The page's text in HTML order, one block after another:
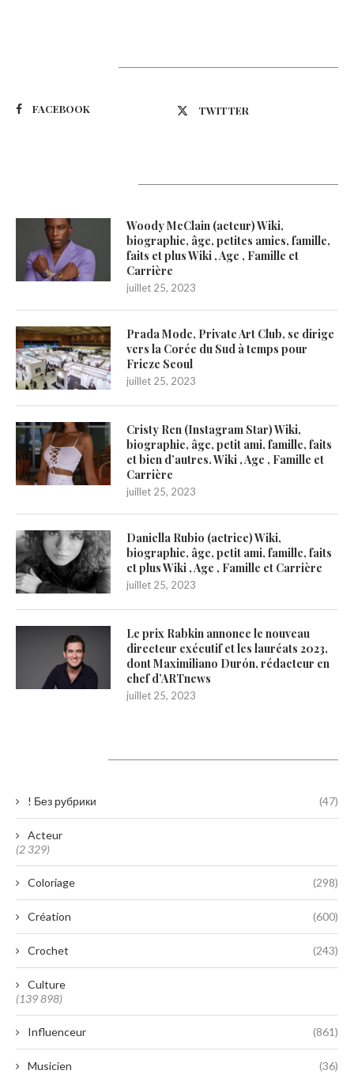
FACEBOOK TWITTER
Woody McClain (acteur) Wiki,
biographie, âge, petites amies, famille,
faits et plus Wiki , Age , Famille et
Carrière
juillet 25, 2023
Prada Mode, Private Art Club, se dirige
vers la Corée du Sud à temps pour
Frieze Seoul
juillet 25, 2023
Cristy Ren (Instagram Star) Wiki,
biographie, âge, petit ami, famille, faits
et bien d’autres. Wiki , Age , Famille et
Carrière
juillet 25, 2023
Daniella Rubio (actrice) Wiki,
biographie, âge, petit ami, famille, faits
et plus Wiki , Age , Famille et Carrière
juillet 25, 2023
Le prix Rabkin annonce le nouveau
directeur exécutif et les lauréats 2023,
dont Maximiliano Durón, rédacteur en
chef d’ARTnews
juillet 25, 2023
! Без рубрики (47)
Acteur
(2 329)
Coloriage (298)
Création (600)
Crochet (243)
Culture
(139 898)
Influenceur (861)
Musicien (36)